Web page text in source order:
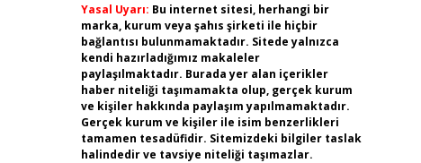
Yasal Uyarı: Bu internet sitesi, herhangi bir
marka, kurum veya şahıs şirketi ile hiçbir
bağlantısı bulunmamaktadır. Sitede yalnızca
kendi hazırladığımız makaleler
paylaşılmaktadır. Burada yer alan içerikler
haber niteliği taşımamakta olup, gerçek kurum
ve kişiler hakkında paylaşım yapılmamaktadır.
Gerçek kurum ve kişiler ile isim benzerlikleri
tamamen tesadüfidir. Sitemizdeki bilgiler taslak
halindedir ve tavsiye niteliği taşımazlar.